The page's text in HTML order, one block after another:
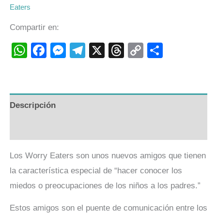
Eaters
Compartir en:
WhatsApp
Facebook
Messenger
Telegram
X Threads
Copy
Descripción
Los Worry Eaters son unos nuevos amigos que tienen
la característica especial de “hacer conocer los
miedos o preocupaciones de los niños a los padres.”
Estos amigos son el puente de comunicación entre los